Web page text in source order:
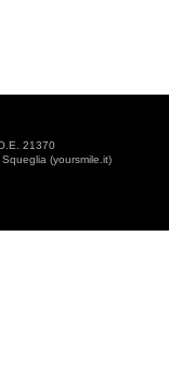
21370
(yoursmile.it)